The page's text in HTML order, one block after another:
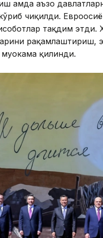
ҳамда аъзо
чиқилди.
тақдим
рақамлаштириш,
қилинди.